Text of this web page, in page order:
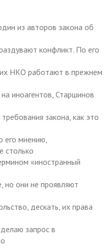
из авторов закона об
конфликт. По его
НКО работают в прежнем
иноагентов, Старшинов
закона, как это
его мнению,
столько
«иностранный
но они не проявляют
дескать, их права
запрос в